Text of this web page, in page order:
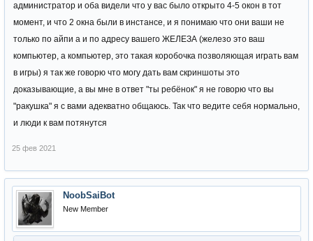
администратор и оба видели что у вас было открыто 4-5 окон в тот
момент, и что 2 окна были в инстансе, и я понимаю что они ваши не
только по айпи а и по адресу вашего ЖЕЛЕЗА (железо это ваш
компьютер, а компьютер, это такая коробочка позволяющая играть вам
в игры) я так же говорю что могу дать вам скриншоты это
доказывающие, а вы мне в ответ "ты ребёнок" я не говорю что вы
"ракушка" я с вами адекватно общаюсь. Так что ведите себя нормально,
и люди к вам потянутся
25 фев 2021
NoobSaiBot
New Member